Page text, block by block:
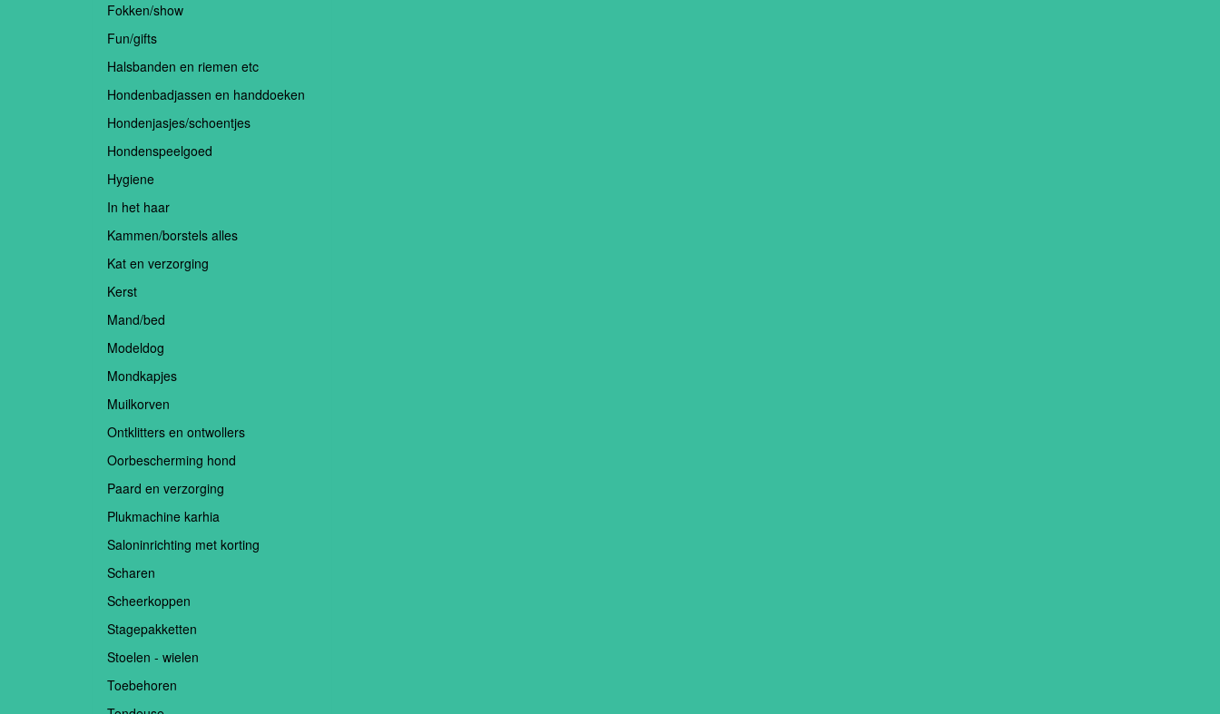
Fokken/show
Fun/gifts
Halsbanden en riemen etc
Hondenbadjassen en handdoeken
Hondenjasjes/schoentjes
Hondenspeelgoed
Hygiene
In het haar
Kammen/borstels alles
Kat en verzorging
Kerst
Mand/bed
Modeldog
Mondkapjes
Muilkorven
Ontklitters en ontwollers
Oorbescherming hond
Paard en verzorging
Plukmachine karhia
Saloninrichting met korting
Scharen
Scheerkoppen
Stagepakketten
Stoelen - wielen
Toebehoren